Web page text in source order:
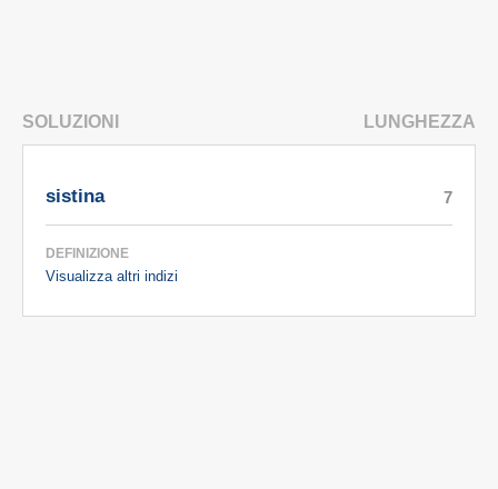
SOLUZIONI LUNGHEZZA
sistina
DEFINIZIONE
Visualizza altri indizi
7